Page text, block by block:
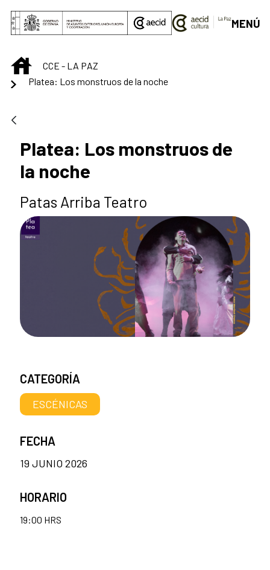
Saltar al contenido principal
MENÚ
INICIOCCE - LA PAZ
Platea: Los monstruos de la noche
Platea: Los monstruos de
la noche
Patas Arriba Teatro
CATEGORÍA
ESCÉNICAS
FECHA
19 JUNIO 2026
HORARIO
19:00 HRS